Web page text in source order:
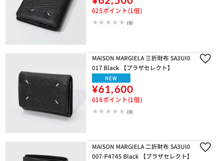
625ポイント(1倍)
(0)
MAISON MARGIELA 三折財布 SA3UI0
017 Black 【プラザセレクト】
NEW
¥61,600
616ポイント(1倍)
(0)
MAISON MARGIELA 二折財布 SA3UI0
007-P4745 Black 【プラザセレクト】
※ご確認ください
購入手続きへ